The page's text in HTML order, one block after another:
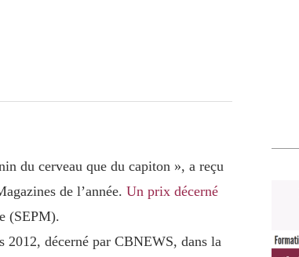
du cerveau que du capiton », a reçu
de l’année. Un prix décerné
(SEPM).
2012, décerné par CBNEWS, dans la